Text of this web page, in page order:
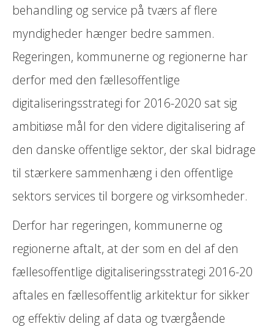
behandling og service på tværs af flere
myndigheder hænger bedre sammen.
Regeringen, kommunerne og regionerne har
derfor med den fællesoffentlige
digitaliseringsstrategi for 2016-2020 sat sig
ambitiøse mål for den videre digitalisering af
den danske offentlige sektor, der skal bidrage
til stærkere sammenhæng i den offentlige
sektors services til borgere og virksomheder.
Derfor har regeringen, kommunerne og
regionerne aftalt, at der som en del af den
fællesoffentlige digitaliseringsstrategi 2016-20
aftales en fællesoffentlig arkitektur for sikker
og effektiv deling af data og tværgående